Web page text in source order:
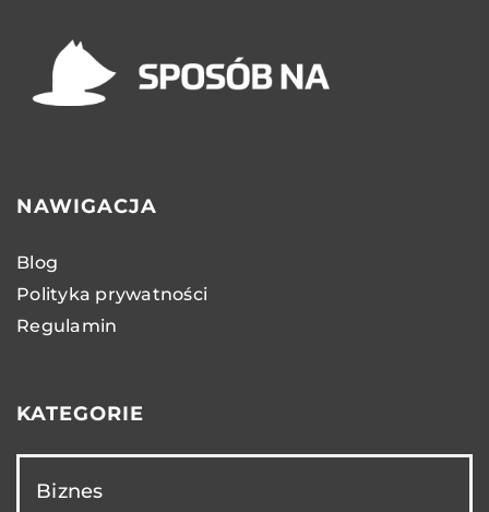
NAWIGACJA
Blog
Polityka prywatności
Regulamin
KATEGORIE
Biznes